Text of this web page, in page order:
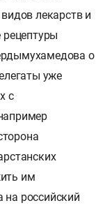
лекарств и
о
уже
с
им
российский